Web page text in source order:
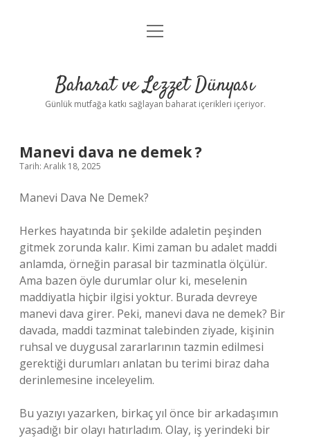
Anasayfa
Yasal Uyarı
menüyü
Baharat ve Lezzet Dünyası
Günlük mutfağa katkı sağlayan baharat içerikleri içeriyor.
Manevi dava ne demek ?
Tarih: Aralık 18, 2025
Manevi Dava Ne Demek?
Herkes hayatında bir şekilde adaletin peşinden
gitmek zorunda kalır. Kimi zaman bu adalet maddi
anlamda, örneğin parasal bir tazminatla ölçülür.
Ama bazen öyle durumlar olur ki, meselenin
maddiyatla hiçbir ilgisi yoktur. Burada devreye
manevi dava girer. Peki, manevi dava ne demek? Bir
davada, maddi tazminat talebinden ziyade, kişinin
ruhsal ve duygusal zararlarının tazmin edilmesi
gerektiği durumları anlatan bu terimi biraz daha
derinlemesine inceleyelim.
Bu yazıyı yazarken, birkaç yıl önce bir arkadaşımın
yaşadığı bir olayı hatırladım. Olay, iş yerindeki bir